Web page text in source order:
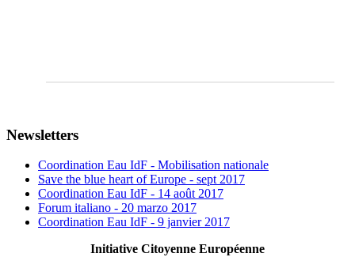
Newsletters
Coordination Eau IdF - Mobilisation nationale
Save the blue heart of Europe - sept 2017
Coordination Eau IdF - 14 août 2017
Forum italiano - 20 marzo 2017
Coordination Eau IdF - 9 janvier 2017
Initiative Citoyenne Européenne